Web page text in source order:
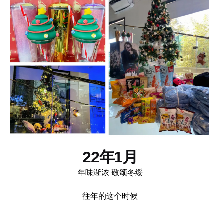
22年1月
年味渐浓 敬颂冬绥
往年的这个时候